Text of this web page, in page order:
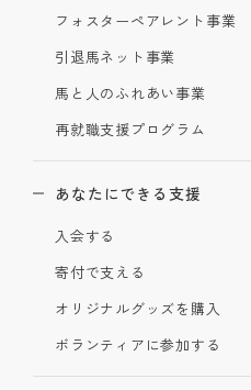
フォスターペアレント事業
引退馬ネット事業
馬と人のふれあい事業
再就職支援プログラム
あなたにできる支援
入会する
寄付で支える
オリジナルグッズを購入
ボランティアに参加する